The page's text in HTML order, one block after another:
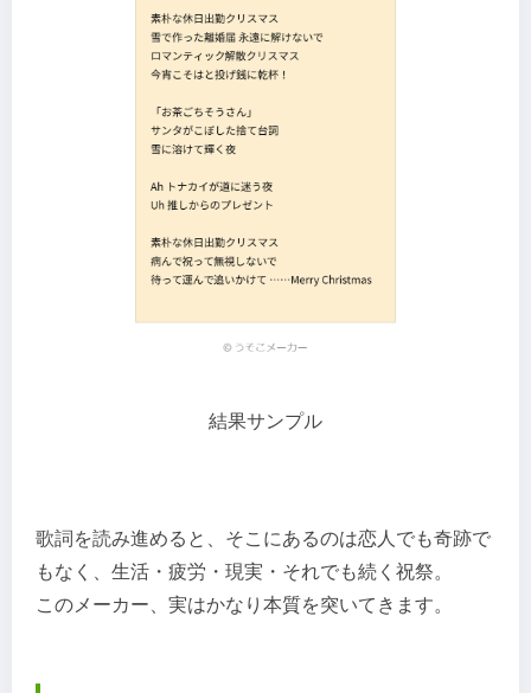
結果サンプル
歌詞を読み進めると、そこにあるのは恋人でも奇跡で
もなく、生活・疲労・現実・それでも続く祝祭。
このメーカー、実はかなり本質を突いてきます。